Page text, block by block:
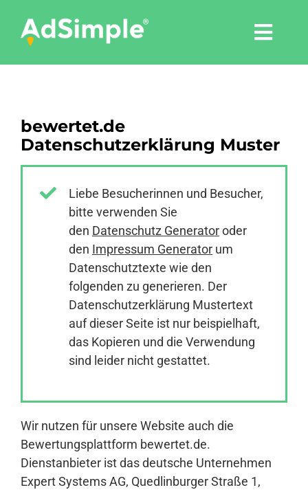
content
Tools
Pressemitteilungen
Anmelden
bewertet.de
Datenschutzerklärung Muster
Liebe Besucherinnen und Besucher,
bitte verwenden Sie
den Datenschutz Generatoroder
den Impressum Generator um
Datenschutztexte wie den
folgenden zu generieren. Der
Datenschutzerklärung Mustertext
auf dieser Seite ist nur beispielhaft,
das Kopieren und die Verwendung
sind leider nicht gestattet.
Wir nutzen für unsere Website auch die
Bewertungsplattform bewertet.de.
Dienstanbieter ist das deutsche Unternehmen
Expert Systems AG, Quedlinburger Straße 1,